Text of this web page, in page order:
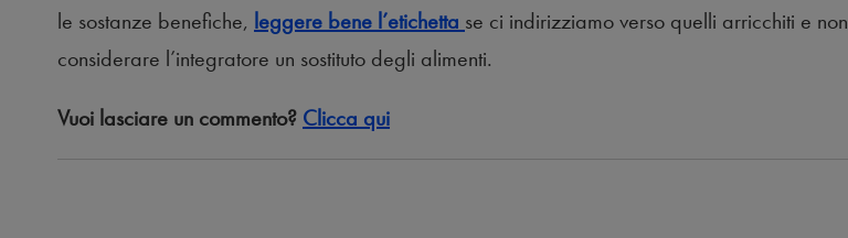
le sostanze benefiche, leggere bene l’etichetta se ci indirizziamo verso quelli arricchiti e non
considerare l’integratore un sostituto degli alimenti.
Vuoi lasciare un commento? Clicca qui